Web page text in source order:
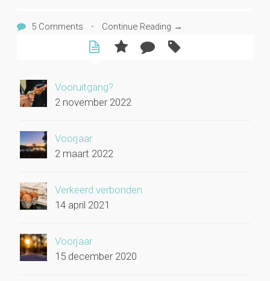
5 Comments • Continue Reading →
Vooruitgang?
2 november 2022
Voorjaar
2 maart 2022
Verkeerd verbonden
14 april 2021
Voorjaar
15 december 2020